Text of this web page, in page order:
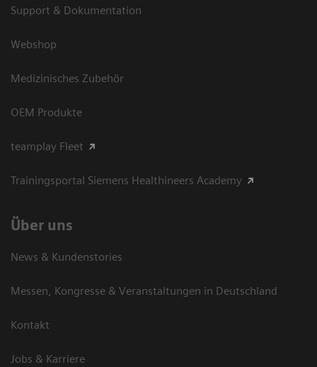
Support & Dokumentation
Webshop
Medizinisches Zubehör
OEM Produkte
teamplay Fleet
Trainingsportal Siemens Healthineers Academy
Über uns
News & Kundenstories
Messen, Kongresse & Veranstaltungen in Deutschland
Kontakt
Jobs & Karriere